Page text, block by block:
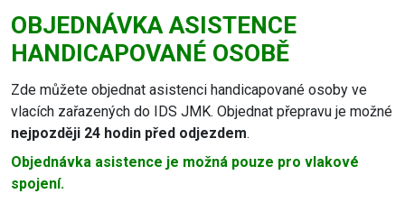
OBJEDNÁVKA ASISTENCE
HANDICAPOVANÉ OSOBĚ
Zde můžete objednat asistenci handicapované osoby ve
vlacích zařazených do IDS JMK. Objednat přepravu je možné
nejpozději 24 hodin před odjezdem.
Objednávka asistence je možná pouze pro vlakové
spojení.